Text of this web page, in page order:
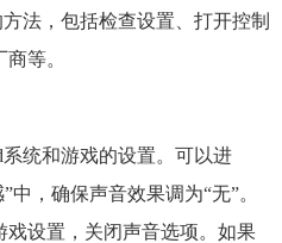
法，包括检查设置、打开控制
等。
统和游戏的设置。可以进
中，确保声音效果调为“无”。
戏设置，关闭声音选项。如果